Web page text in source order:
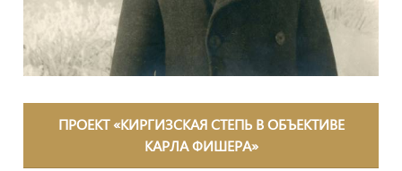
ПРОЕКТ «КИРГИЗСКАЯ СТЕПЬ В ОБЪЕКТИВЕ
КАРЛА ФИШЕРА»